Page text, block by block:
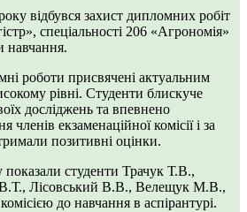
відбувся захист дипломних робіт
спеціальності 206 «Агрономія»
навчання.
роботи присвячені актуальним
рівні. Студенти блискуче
досліджень та впевнено
членів екзаменаційної комісії і за
позитивні оцінки.
показали студенти Трачук Т.В.,
Лісовський В.В., Велещук М.В.,
до навчання в аспірантурі.